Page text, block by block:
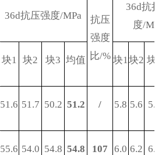
36d抗压强度/MPa
抗压
强度
比/%
36d抗
度/
块1 块2 块3 均值 块1块2 块
51.6 51.7 50.2 51.2 / 5.8 5.6 5.9
55.6 54.0 54.8 54.8 107 6.0 6.2 6.1